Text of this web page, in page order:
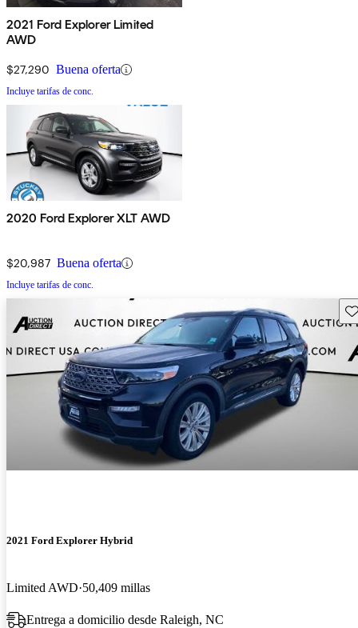
2021 Ford Explorer Limited
AWD
$27,290 Buena oferta
Incluye tarifas de conc.
2020 Ford Explorer XLT AWD
$20,987 Buena oferta
Incluye tarifas de conc.
2021 Ford Explorer Hybrid
Limited AWD 50,409 millas
Entrega a domicilio desde Raleigh, NC